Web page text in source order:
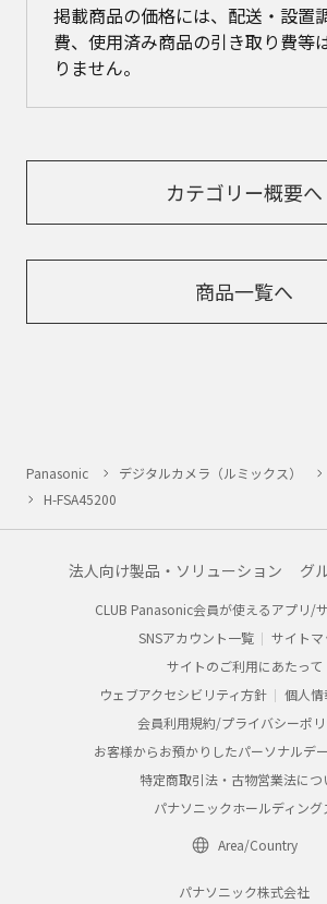
掲載商品の価格には、配送・設置
費、使用済み商品の引き取り費等
りません。
カテゴリー概要へ
商品一覧へ
Panasonic デジタルカメラ（ルミックス）
H-FSA45200
法人向け製品・ソリューション グ
CLUB Panasonic会員が使えるアプリ/
SNSアカウント一覧
サイトマ
サイトのご利用にあたって
ウェブアクセシビリティ方針
個人
会員利用規約/プライバシーポ
お客様からお預かりしたパーソナルデ
特定商取引法・古物営業法につ
パナソニックホールディング
Area/Country
パナソニック株式会社